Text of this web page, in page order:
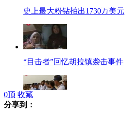
史上最大粉钻拍出1730万美元
“目击者”回忆胡拉镇袭击事件
0顶 收藏
分享到：